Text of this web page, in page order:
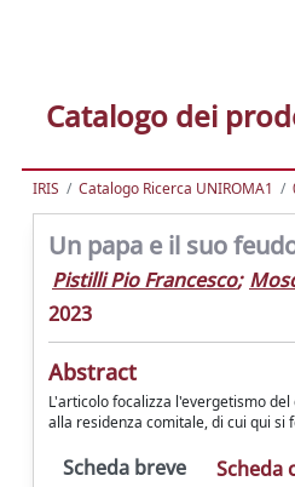
Catalogo dei
IRIS Catalogo Ricerca UNIROMA1
Un papa e il suo
Pistilli Pio Francesco;
2023
Abstract
L'articolo focalizza l'evergetismo
alla residenza comitale, di cui qui
Scheda breve Scheda